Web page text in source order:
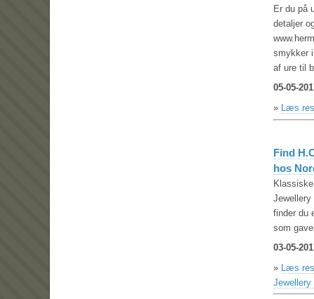
Er du på
detaljer
smykker
af ure til
05-05-
» Læs
Find
hos
Jewellery
finder du
som
03-05-
» Læs
Jewellery